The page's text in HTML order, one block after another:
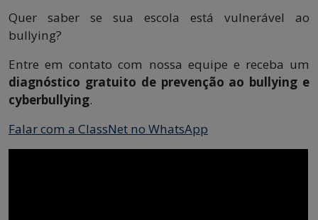
Quer saber se sua escola está vulnerável ao
bullying?
Entre em contato com nossa equipe e receba um
diagnóstico gratuito de prevenção ao bullying e
cyberbullying.
Falar com a ClassNet no WhatsApp